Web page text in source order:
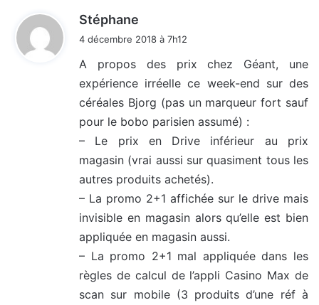
Stéphane
i
4 décembre 2018 à 7h12
A propos des prix chez Géant, une
expérience irréelle ce week-end sur des
céréales Bjorg (pas un marqueur fort sauf
pour le bobo parisien assumé) :
– Le prix en Drive inférieur au prix
magasin (vrai aussi sur quasiment tous les
autres produits achetés).
– La promo 2+1 affichée sur le drive mais
invisible en magasin alors qu’elle est bien
appliquée en magasin aussi.
– La promo 2+1 mal appliquée dans les
règles de calcul de l’appli Casino Max de
scan sur mobile (3 produits d’une réf à